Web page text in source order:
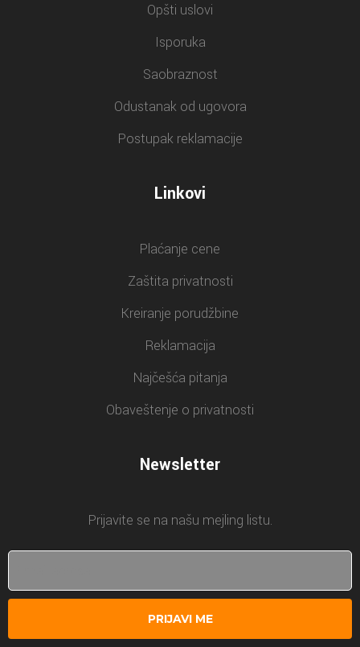
Opšti uslovi
Isporuka
Saobraznost
Odustanak od ugovora
Postupak reklamacije
Linkovi
Plaćanje cene
Zaštita privatnosti
Kreiranje porudžbine
Reklamacija
Najčešća pitanja
Obaveštenje o privatnosti
Newsletter
Prijavite se na našu mejling listu.
PRIJAVI ME